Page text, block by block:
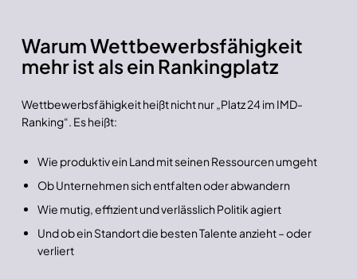
Warum Wettbewerbsfähigkeit
mehr ist als ein Rankingplatz
Wettbewerbsfähigkeit heißt nicht nur „Platz 24 im IMD-
Ranking“. Es heißt:
Wie produktiv ein Land mit seinen Ressourcen umgeht
Ob Unternehmen sich entfalten oder abwandern
Wie mutig, effizient und verlässlich Politik agiert
Und ob ein Standort die besten Talente anzieht – oder
verliert